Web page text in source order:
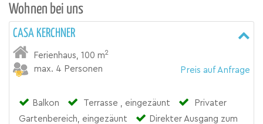
Wohnen bei uns
CASA KERCHNER
Ferienhaus ,100 m2
max. 4 Personen Preis auf Anfrage
Balkon Terrasse , eingezäunt
Privater
Gartenbereich, eingezäunt
Direkter Ausgang zum